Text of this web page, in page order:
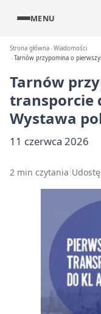
MENU
Strona główna Wiadomości
Tarnów przypomina o
Tarnów
transporcie
Wystawa
11 czerwca 2026
2 min czytania